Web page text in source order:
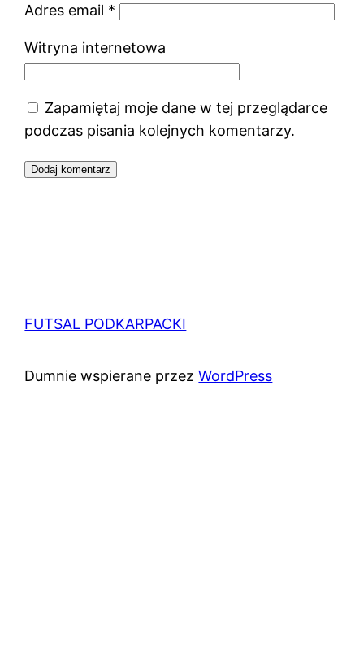
Adres email *
Witryna internetowa
Zapamiętaj moje dane w tej przeglądarce
podczas pisania kolejnych komentarzy.
FUTSAL PODKARPACKI
Dumnie wspierane przezWordPress